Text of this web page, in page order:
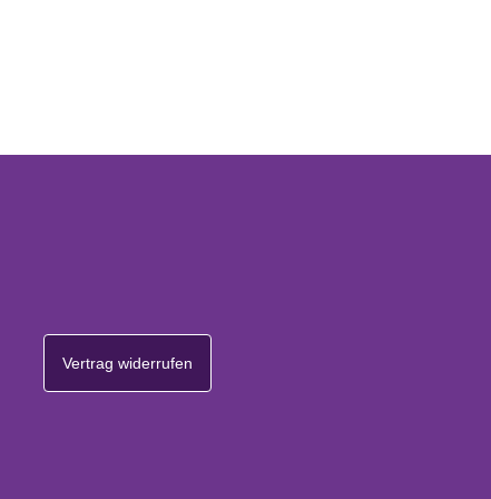
Vertrag widerrufen